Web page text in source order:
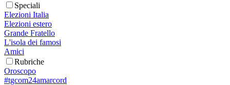
Speciali
Elezioni Italia
Elezioni estero
Grande Fratello
L'isola dei famosi
Amici
Rubriche
Oroscopo
#tgcom24amarcord